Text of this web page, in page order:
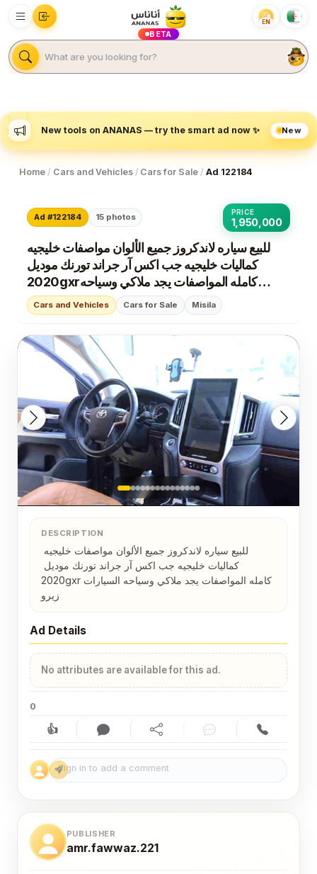
EN
BETA
New tools on ANANAS — try the smart ad now ✨ New
Home / Cars and Vehicles / Cars for Sale / Ad 122184
Ad #122184 15 photos
PRICE
1,950,000
للبيع سياره لاندكروز جميع الألوان مواصفات خليجيه
كماليات خليجيه جب اكس آر جراند تورنك موديل
2020gxrكامله المواصفات يجد ملاكي وسياحه
السيارات زيرو
Cars and Vehicles Cars for Sale Misila
DESCRIPTION
2020gxrكامله المواصفات يجد ملاكي وسياحه السيارات
زيرو
Ad Details
No attributes are available for this ad.
0
👍
Like (0) Comment (0)Share Chat Contact
PUBLISHER
amr.fawwaz.221